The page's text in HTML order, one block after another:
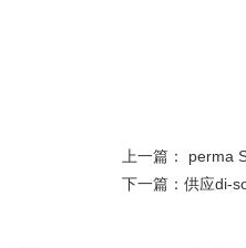
上一篇： perma
下一篇： 供应di-